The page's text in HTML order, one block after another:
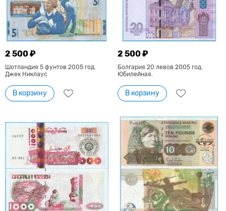
2 500 ₽
Шотландия 5 фунтов 2005 год.
Джек Никлаус
В корзину
2 500 ₽
Болгария 20 левов 2005 год.
Юбилейная.
В корзину